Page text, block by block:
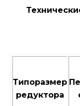
Типоразмер
редуктора